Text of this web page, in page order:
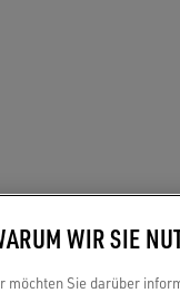
WIR SIE
möchten Sie darüber